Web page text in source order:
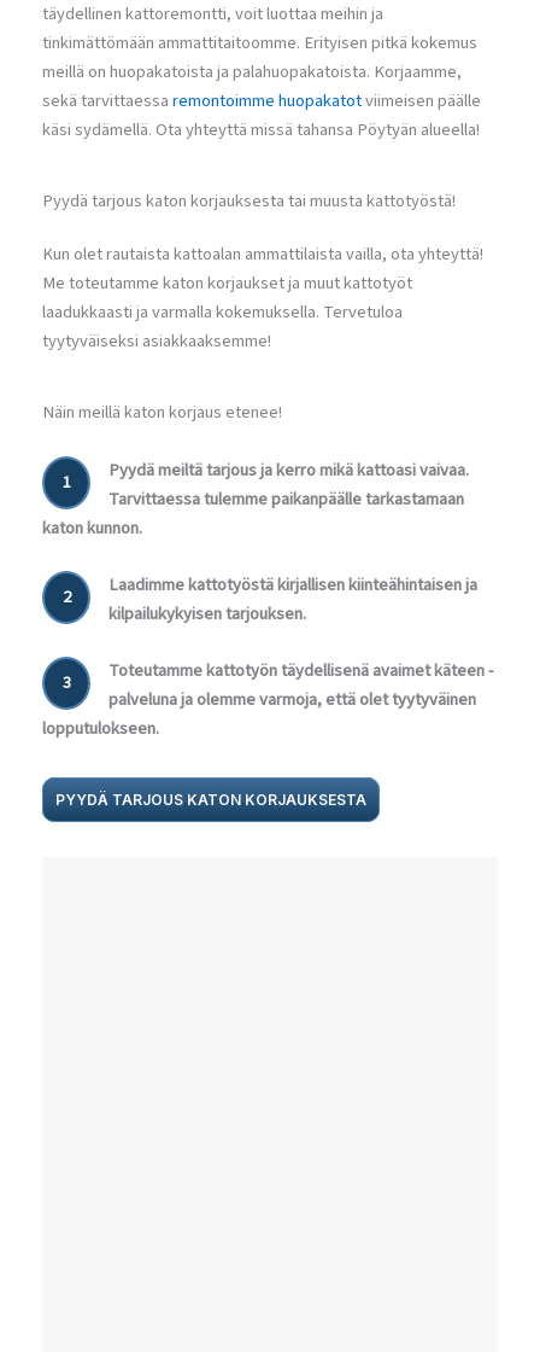
täydellinen kattoremontti, voit luottaa meihin ja
tinkimättömään ammattitaitoomme. Erityisen pitkä kokemus
meillä on huopakatoista ja palahuopakatoista. Korjaamme,
sekä tarvittaessaremontoimme huopakatotviimeisen päälle
käsi sydämellä. Ota yhteyttä missä tahansa Pöytyän alueella!
Pyydä tarjous katon korjauksesta tai muusta kattotyöstä!
Kun olet rautaista kattoalan ammattilaista vailla, ota yhteyttä!
Me toteutamme katon korjaukset ja muut kattotyöt
laadukkaasti ja varmalla kokemuksella. Tervetuloa
tyytyväiseksi asiakkaaksemme!
Näin meillä katon korjaus etenee!
1
Pyydä meiltä tarjous ja kerro mikä kattoasi vaivaa.
Tarvittaessa tulemme paikanpäälle tarkastamaan
katon kunnon.
2
Laadimme kattotyöstä kirjallisen kiinteähintaisen ja
kilpailukykyisen tarjouksen.
3
Toteutamme kattotyön täydellisenä avaimet käteen -
palveluna ja olemme varmoja, että olet tyytyväinen
lopputulokseen.
PYYDÄ TARJOUS KATON KORJAUKSESTA